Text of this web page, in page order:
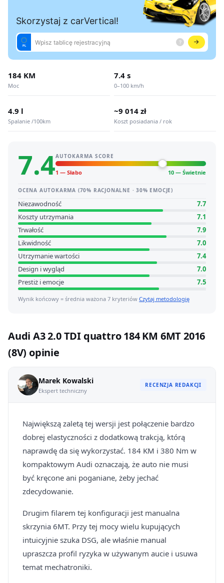
184 KM
Moc
7.4 s
0–100 km/h
4.9 l
Spalanie /100km
~9 014 zł
Koszt posiadania / rok
7.4AUTOKARMA SCORE
1 — Słabo 10 — Świetnie
OCENA AUTOKARMA (70% RACJONALNE · 30% EMOCJE)
Niezawodność
7.7
Koszty utrzymania
7.1
Trwałość
7.9
Likwidność
7.0
Utrzymanie wartości
7.4
Design i wygląd
7.0
Prestiż i emocje
7.5
Wynik końcowy = średnia ważona 7 kryteriów Czytaj metodologię
Audi A3 2.0 TDI quattro 184 KM 6MT 2016
(8V) opinie
Marek Kowalski
Ekspert techniczny
RECENZJA REDAKCJI
Największą zaletą tej wersji jest połączenie bardzo
dobrej elastyczności z dodatkową trakcją, którą
naprawdę da się wykorzystać. 184 KM i 380 Nm w
kompaktowym Audi oznaczają, że auto nie musi
być kręcone ani poganiane, żeby jechać
zdecydowanie.
Drugim filarem tej konfiguracji jest manualna
skrzynia 6MT. Przy tej mocy wielu kupujących
intuicyjnie szuka DSG, ale właśnie manual
upraszcza profil ryzyka w używanym aucie i usuwa
temat mechatroniki.